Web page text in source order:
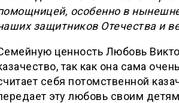
особенно в
защитников Отечества и
ценность Любовь
так как она сама
себя потомственной
эту любовь своим